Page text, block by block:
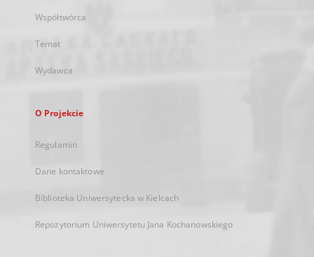
Współtwórca
Temat
Wydawca
O Projekcie
Regulamin
Dane kontaktowe
Biblioteka Uniwersytecka w Kielcach
Repozytorium Uniwersytetu Jana Kochanowskiego